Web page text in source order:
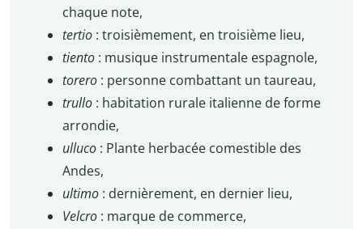
chaque note,
tertio : troisièmement, en troisième lieu,
tiento : musique instrumentale espagnole,
torero : personne combattant un taureau,
trullo : habitation rurale italienne de forme
arrondie,
ulluco : Plante herbacée comestible des
Andes,
ultimo : dernièrement, en dernier lieu,
Velcro : marque de commerce,